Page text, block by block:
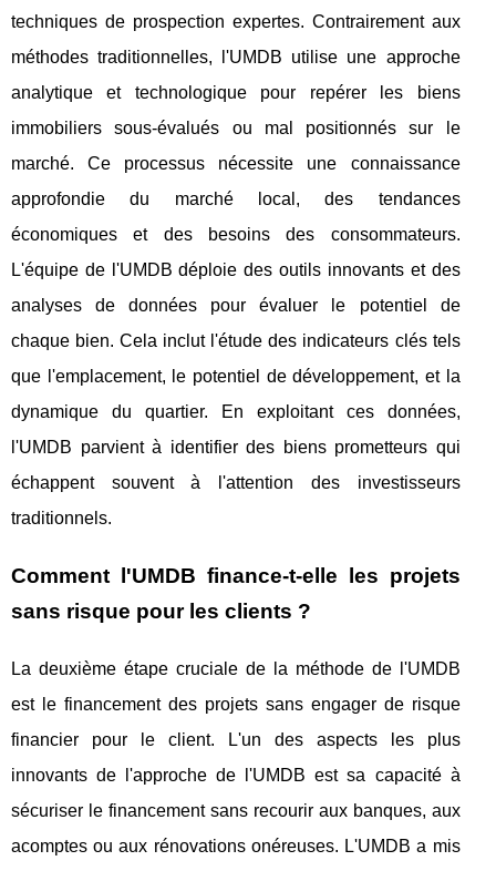
techniques de prospection expertes. Contrairement aux
méthodes traditionnelles, l'UMDB utilise une approche
analytique et technologique pour repérer les biens
immobiliers sous-évalués ou mal positionnés sur le
marché. Ce processus nécessite une connaissance
approfondie du marché local, des tendances
économiques et des besoins des consommateurs.
L'équipe de l'UMDB déploie des outils innovants et des
analyses de données pour évaluer le potentiel de
chaque bien. Cela inclut l'étude des indicateurs clés tels
que l'emplacement, le potentiel de développement, et la
dynamique du quartier. En exploitant ces données,
l'UMDB parvient à identifier des biens prometteurs qui
échappent souvent à l'attention des investisseurs
traditionnels.
Comment l'UMDB finance-t-elle les projets
sans risque pour les clients ?
La deuxième étape cruciale de la méthode de l'UMDB
est le financement des projets sans engager de risque
financier pour le client. L'un des aspects les plus
innovants de l'approche de l'UMDB est sa capacité à
sécuriser le financement sans recourir aux banques, aux
acomptes ou aux rénovations onéreuses. L'UMDB a mis